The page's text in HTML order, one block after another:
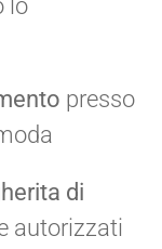
lo
presso
di
autorizzati